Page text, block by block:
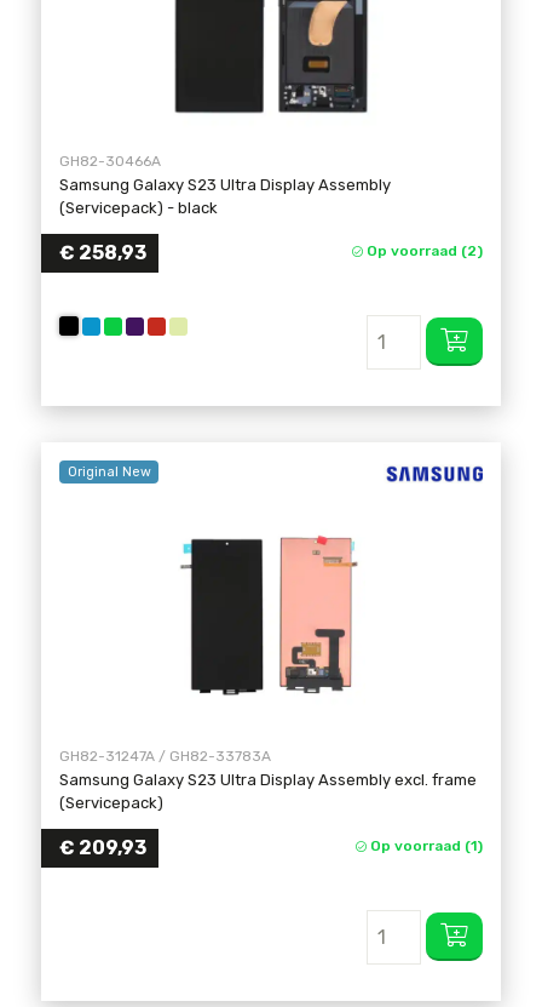
GH82-30466A
Samsung Galaxy S23 Ultra Display Assembly
(Servicepack) - black
€ 258,93 Op voorraad (2)
Original New
GH82-31247A / GH82-33783A
Samsung Galaxy S23 Ultra Display Assembly excl. frame
(Servicepack)
€ 209,93 Op voorraad (1)